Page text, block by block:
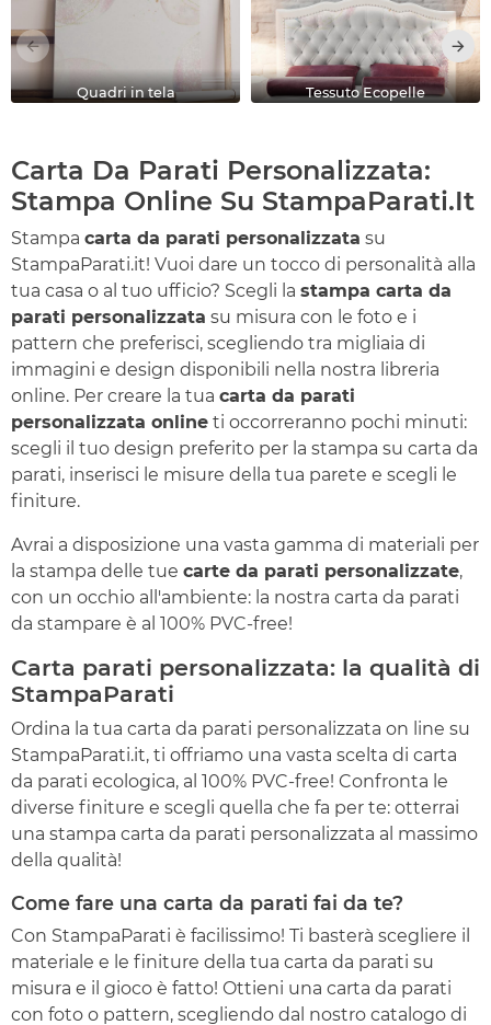
Quadri in tela Tessuto Ecopelle
Carta Da Parati Personalizzata:
Stampa Online Su StampaParati.it
Stampa carta da parati personalizzata su
StampaParati.it! Vuoi dare un tocco di personalità alla
tua casa o al tuo ufficio? Scegli la stampa carta da
parati personalizzata su misura con le foto e i
pattern che preferisci, scegliendo tra migliaia di
immagini e design disponibili nella nostra libreria
online. Per creare la tua carta da parati
personalizzata online ti occorreranno pochi minuti:
scegli il tuo design preferito per la stampa su carta da
parati, inserisci le misure della tua parete e scegli le
finiture.
Avrai a disposizione una vasta gamma di materiali per
la stampa delle tue carte da parati personalizzate,
con un occhio all'ambiente: la nostra carta da parati
da stampare è al 100% PVC-free!
Carta parati personalizzata: la qualità di
StampaParati
Ordina la tua carta da parati personalizzata on line su
StampaParati.it, ti offriamo una vasta scelta di carta
da parati ecologica, al 100% PVC-free! Confronta le
diverse finiture e scegli quella che fa per te: otterrai
una stampa carta da parati personalizzata al massimo
della qualità!
Come fare una carta da parati fai da te?
Con StampaParati è facilissimo! Ti basterà scegliere il
materiale e le finiture della tua carta da parati su
misura e il gioco è fatto! Ottieni una carta da parati
con foto o pattern, scegliendo dal nostro catalogo di